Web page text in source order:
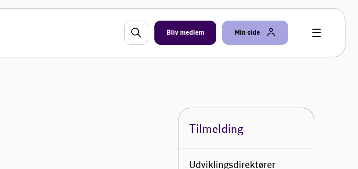
Bliv medlem Min side
Tilmelding
Udviklingsdirektører